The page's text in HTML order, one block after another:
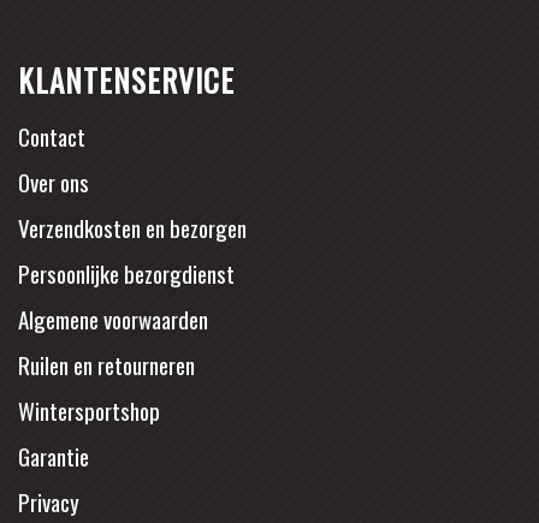
KLANTENSERVICE
Contact
Over ons
Verzendkosten en bezorgen
Persoonlijke bezorgdienst
Algemene voorwaarden
Ruilen en retourneren
Wintersportshop
Garantie
Privacy